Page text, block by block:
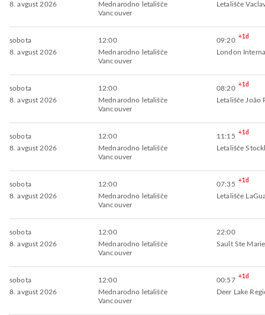
8. avgust 2026
Mednarodno letališče
Vancouver
Letališče
sobota
8. avgust 2026
12:00
Mednarodno letališče
Vancouver
09:20 +1d
London
sobota
8. avgust 2026
12:00
Mednarodno letališče
Vancouver
08:20 +1d
Letališče João
sobota
8. avgust 2026
12:00
Mednarodno letališče
Vancouver
11:15 +1d
Letališče
sobota
8. avgust 2026
12:00
Mednarodno letališče
Vancouver
07:35 +1d
Letališče
sobota
8. avgust 2026
12:00
Mednarodno letališče
Vancouver
22:00
Sault Ste
sobota
8. avgust 2026
12:00
Mednarodno letališče
Vancouver
00:57 +1d
Deer Lake